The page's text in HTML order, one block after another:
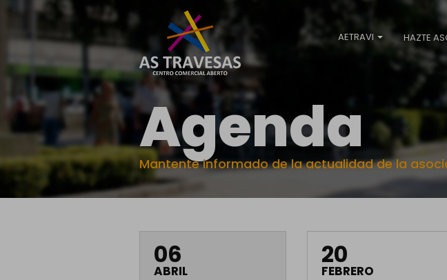
AETRAVI HAZTE
Agenda
Mantente informado de la actualidad de la
06
ABRIL
20
FEBRERO